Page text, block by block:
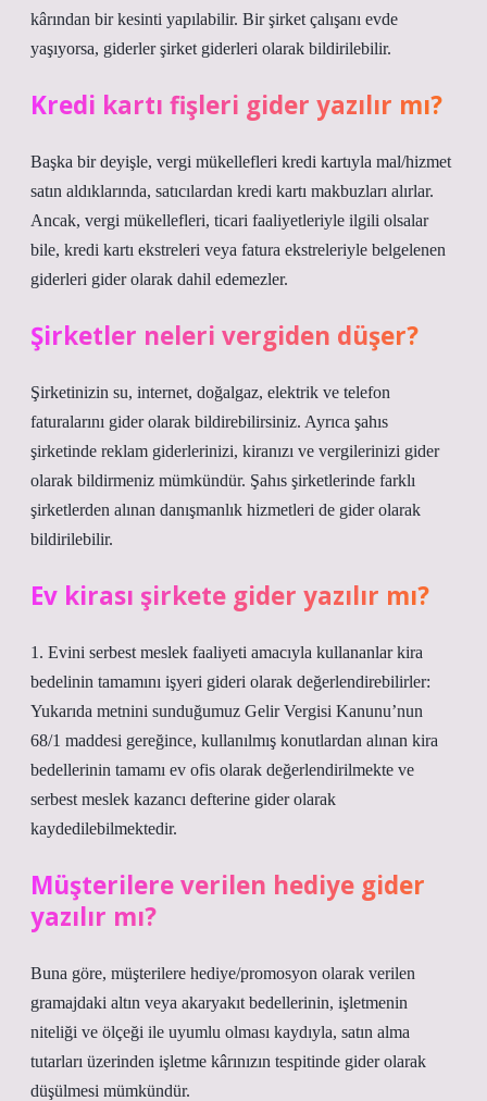
kârından bir kesinti yapılabilir. Bir şirket çalışanı evde
yaşıyorsa, giderler şirket giderleri olarak bildirilebilir.
Kredi kartı fişleri gider yazılır mı?
Başka bir deyişle, vergi mükellefleri kredi kartıyla mal/hizmet
satın aldıklarında, satıcılardan kredi kartı makbuzları alırlar.
Ancak, vergi mükellefleri, ticari faaliyetleriyle ilgili olsalar
bile, kredi kartı ekstreleri veya fatura ekstreleriyle belgelenen
giderleri gider olarak dahil edemezler.
Şirketler neleri vergiden düşer?
Şirketinizin su, internet, doğalgaz, elektrik ve telefon
faturalarını gider olarak bildirebilirsiniz. Ayrıca şahıs
şirketinde reklam giderlerinizi, kiranızı ve vergilerinizi gider
olarak bildirmeniz mümkündür. Şahıs şirketlerinde farklı
şirketlerden alınan danışmanlık hizmetleri de gider olarak
bildirilebilir.
Ev kirası şirkete gider yazılır mı?
1. Evini serbest meslek faaliyeti amacıyla kullananlar kira
bedelinin tamamını işyeri gideri olarak değerlendirebilirler:
Yukarıda metnini sunduğumuz Gelir Vergisi Kanunu’nun
68/1 maddesi gereğince, kullanılmış konutlardan alınan kira
bedellerinin tamamı ev ofis olarak değerlendirilmekte ve
serbest meslek kazancı defterine gider olarak
kaydedilebilmektedir.
Müşterilere verilen hediye gider
yazılır mı?
Buna göre, müşterilere hediye/promosyon olarak verilen
gramajdaki altın veya akaryakıt bedellerinin, işletmenin
niteliği ve ölçeği ile uyumlu olması kaydıyla, satın alma
tutarları üzerinden işletme kârınızın tespitinde gider olarak
düşülmesi mümkündür.